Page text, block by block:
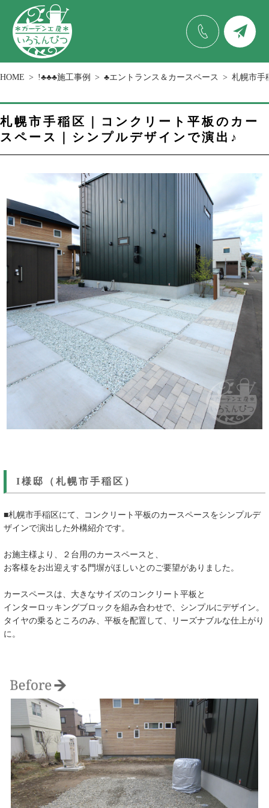
HOME !♣♣♣施工事例 ♣エントランス＆カースペース 札幌市手
札幌市手稲区｜コンクリート平板のカー
スペース｜シンプルデザインで演出♪
I様邸（札幌市手稲区）
■札幌市手稲区にて、コンクリート平板のカースペースをシンプルデ
ザインで演出した外構紹介です。
お施主様より、２台用のカースペースと、
お客様をお出迎えする門塀がほしいとのご要望がありました。
カースペースは、大きなサイズのコンクリート平板と
インターロッキングブロックを組み合わせで、シンプルにデザイン。
タイヤの乗るところのみ、平板を配置して、リーズナブルな仕上がり
に。